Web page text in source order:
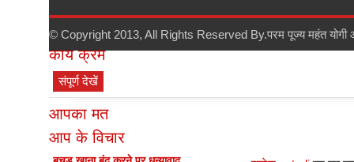
कार्य क्रम
संपूर्ण देखें
आपका मत
आप के विचार
© Copyright 2013, All Rights Reserved By.परम पूज्य महंत योगी